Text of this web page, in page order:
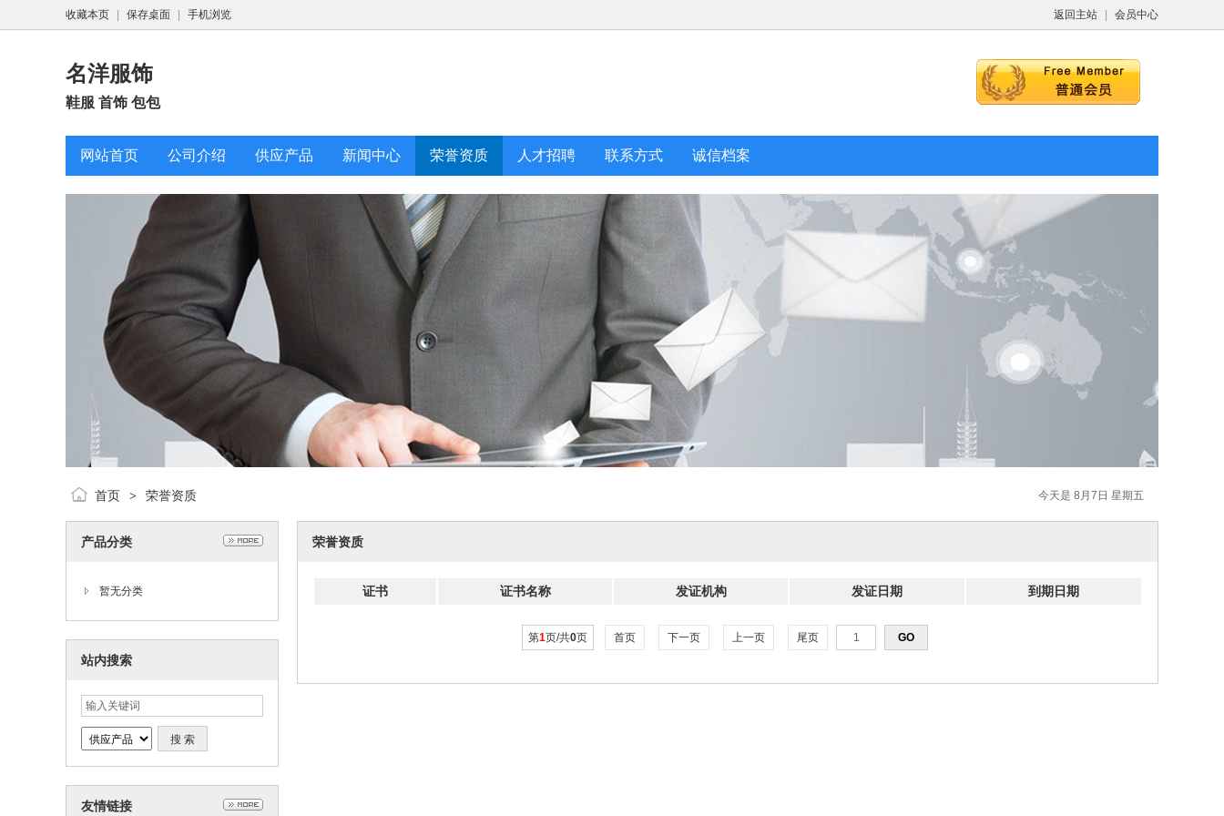
返回主站 会员中心
收藏本页 保存桌面 手机浏览
名洋服饰
鞋服 首饰 包包
网站首页 公司介绍 供应产品 新闻中心 荣誉资质 人才招聘 联系方式 诚信档案
今天是 8月7日 星期五
首页 > 荣誉资质
产品分类
暂无分类
站内搜索
友情链接
荣誉资质
证书 证书名称 发证机构 发证日期 到期日期
第1页/共0页 首页 下一页 上一页 尾页